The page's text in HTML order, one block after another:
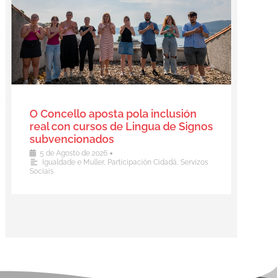
O Concello aposta pola inclusión
real con cursos de Lingua de Signos
subvencionados
5 de Agosto de 2026 •
Igualdade e Muller, Participación Cidadá Servizos
Sociais